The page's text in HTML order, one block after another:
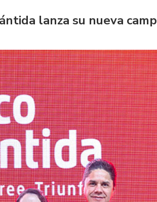
lanza su nueva